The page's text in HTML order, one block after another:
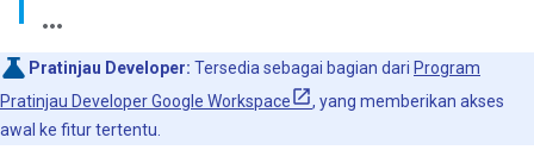
Pratinjau Developer: Tersedia sebagai bagian dari Program
Pratinjau Developer Google Workspace
, yang memberikan akses
awal ke fitur tertentu.